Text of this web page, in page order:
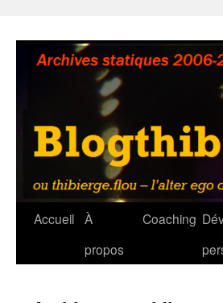
contenu
Accueil À
propos
Coaching